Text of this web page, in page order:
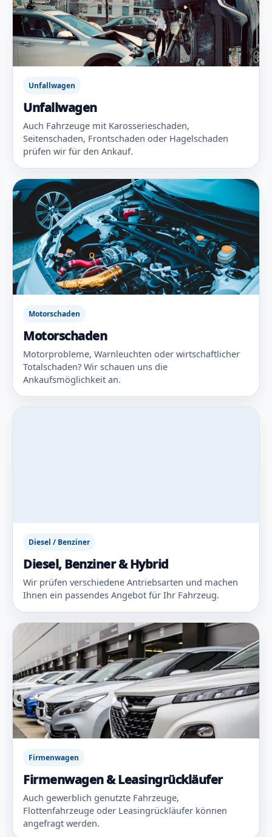
Unfallwagen
Unfallwagen
Auch Fahrzeuge mit Karosserieschaden,
Seitenschaden, Frontschaden oder Hagelschaden
prüfen wir für den Ankauf.
Motorschaden
Motorschaden
Motorprobleme, Warnleuchten oder wirtschaftlicher
Totalschaden? Wir schauen uns die
Ankaufsmöglichkeit an.
Diesel / Benziner
Diesel, Benziner & Hybrid
Wir prüfen verschiedene Antriebsarten und machen
Ihnen ein passendes Angebot für Ihr Fahrzeug.
Firmenwagen
Firmenwagen & Leasingrückläufer
Auch gewerblich genutzte Fahrzeuge,
Flottenfahrzeuge oder Leasingrückläufer können
angefragt werden.